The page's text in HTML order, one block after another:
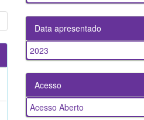
Data apresentado
2023
Acesso
Acesso Aberto